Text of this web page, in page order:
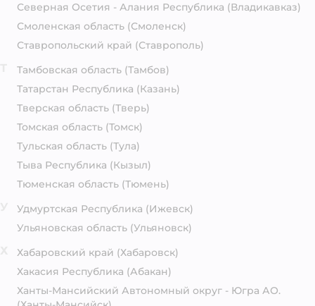
Северная Осетия - Алания Республика (Владикавказ)
Смоленская область (Смоленск)
Ставропольский край (Ставрополь)
Тамбовская область (Тамбов)
Татарстан Республика (Казань)
Тверская область (Тверь)
Томская область (Томск)
Тульская область (Тула)
Тыва Республика (Кызыл)
Тюменская область (Тюмень)
Удмуртская Республика (Ижевск)
Ульяновская область (Ульяновск)
Хабаровский край (Хабаровск)
Хакасия Республика (Абакан)
Ханты-Мансийский Автономный округ - Югра АО.